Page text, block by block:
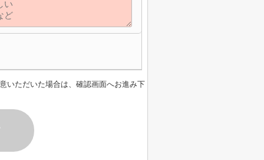
いただいた場合は、確認画面へお進み下